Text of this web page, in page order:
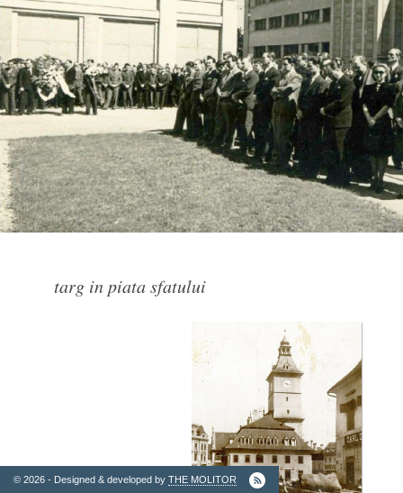
Din arhiva orasului
Editii anterioare
Panorame
Ordinul
© 2026 - Designed & developed by THE MOLITOR
targ in piata sfatului